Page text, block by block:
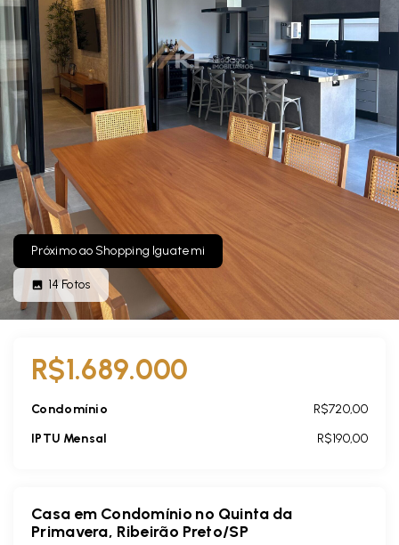
Próximo ao Shopping Iguatemi
14Fotos
R$1.689.000
Condomínio
R$720,00
IPTU Mensal
R$190,00
Casa em Condomínio no Quinta da
Primavera, Ribeirão Preto/SP